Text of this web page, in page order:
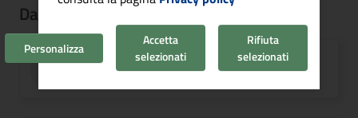
Dati di sintesi del progetto
CITTÀ
Cagliari
Personalizza
Accetta
selezionati
Rifiuta
selezionati